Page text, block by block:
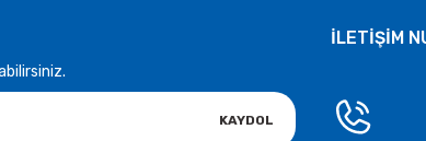
KAYDOL
İLETİŞİM